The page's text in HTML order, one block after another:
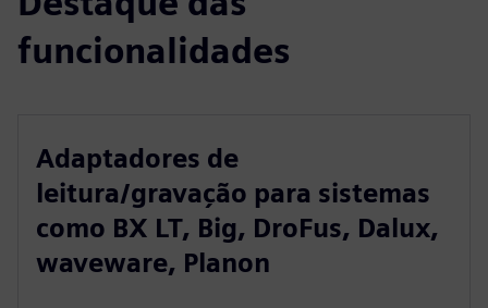
funcionalidades
Adaptadores de
leitura/gravação para sistemas
como BX LT, Big, DroFus, Dalux,
waveware, Planon